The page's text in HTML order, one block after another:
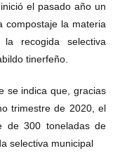
el pasado año un
compostaje la materia
la recogida selectiva
tinerfeño.
se indica que, gracias
trimestre de 2020, el
de 300 toneladas de
selectiva municipal